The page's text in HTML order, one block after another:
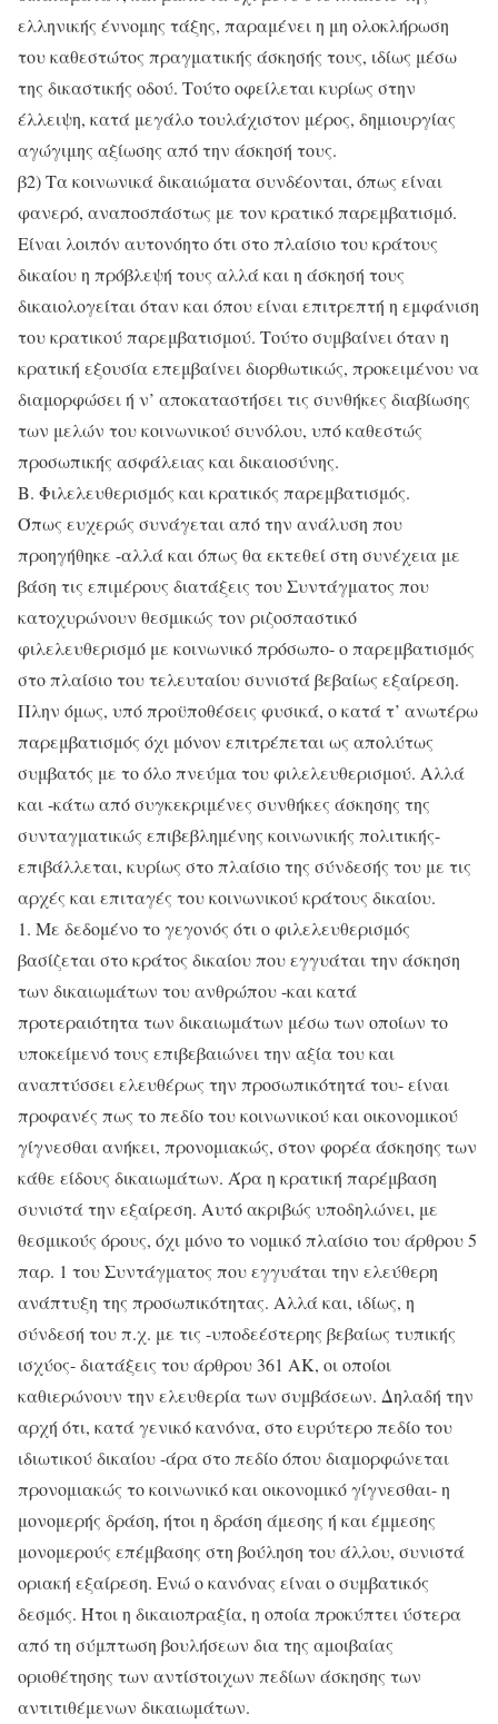
ελληνικής έννομης τάξης, παραμένει η μη ολοκλήρωση
του καθεστώτος πραγματικής άσκησής τους, ιδίως μέσω
της δικαστικής οδού. Τούτο οφείλεται κυρίως στην
έλλειψη, κατά μεγάλο τουλάχιστον μέρος, δημιουργίας
αγώγιμης αξίωσης από την άσκησή τους.
β2) Τα κοινωνικά δικαιώματα συνδέονται, όπως είναι
φανερό, αναποσπάστως με τον κρατικό παρεμβατισμό.
Είναι λοιπόν αυτονόητο ότι στο πλαίσιο του κράτους
δικαίου η πρόβλεψή τους αλλά και η άσκησή τους
δικαιολογείται όταν και όπου είναι επιτρεπτή η εμφάνιση
του κρατικού παρεμβατισμού. Τούτο συμβαίνει όταν η
κρατική εξουσία επεμβαίνει διορθωτικώς, προκειμένου να
διαμορφώσει ή ν’ αποκαταστήσει τις συνθήκες διαβίωσης
των μελών του κοινωνικού συνόλου, υπό καθεστώς
προσωπικής ασφάλειας και δικαιοσύνης.
Β. Φιλελευθερισμός και κρατικός παρεμβατισμός.
Όπως ευχερώς συνάγεται από την ανάλυση που
προηγήθηκε -αλλά και όπως θα εκτεθεί στη συνέχεια με
βάση τις επιμέρους διατάξεις του Συντάγματος που
κατοχυρώνουν θεσμικώς τον ριζοσπαστικό
φιλελευθερισμό με κοινωνικό πρόσωπο- ο παρεμβατισμός
στο πλαίσιο του τελευταίου συνιστά βεβαίως εξαίρεση.
Πλην όμως, υπό προϋποθέσεις φυσικά, ο κατά τ’ ανωτέρω
παρεμβατισμός όχι μόνον επιτρέπεται ως απολύτως
συμβατός με το όλο πνεύμα του φιλελευθερισμού. Αλλά
και -κάτω από συγκεκριμένες συνθήκες άσκησης της
συνταγματικώς επιβεβλημένης κοινωνικής πολιτικής-
επιβάλλεται, κυρίως στο πλαίσιο της σύνδεσής του με τις
αρχές και επιταγές του κοινωνικού κράτους δικαίου.
1. Με δεδομένο το γεγονός ότι ο φιλελευθερισμός
βασίζεται στο κράτος δικαίου που εγγυάται την άσκηση
των δικαιωμάτων του ανθρώπου -και κατά
προτεραιότητα των δικαιωμάτων μέσω των οποίων το
υποκείμενό τους επιβεβαιώνει την αξία του και
αναπτύσσει ελευθέρως την προσωπικότητά του- είναι
προφανές πως το πεδίο του κοινωνικού και οικονομικού
γίγνεσθαι ανήκει, προνομιακώς, στον φορέα άσκησης των
κάθε είδους δικαιωμάτων. Άρα η κρατική παρέμβαση
συνιστά την εξαίρεση. Αυτό ακριβώς υποδηλώνει, με
θεσμικούς όρους, όχι μόνο το νομικό πλαίσιο του άρθρου 5
παρ. 1 του Συντάγματος που εγγυάται την ελεύθερη
ανάπτυξη της προσωπικότητας. Αλλά και, ιδίως, η
σύνδεσή του π.χ. με τις -υποδεέστερης βεβαίως τυπικής
ισχύος- διατάξεις του άρθρου 361 ΑΚ, οι οποίοι
καθιερώνουν την ελευθερία των συμβάσεων. Δηλαδή την
αρχή ότι, κατά γενικό κανόνα, στο ευρύτερο πεδίο του
ιδιωτικού δικαίου -άρα στο πεδίο όπου διαμορφώνεται
προνομιακώς το κοινωνικό και οικονομικό γίγνεσθαι- η
μονομερής δράση, ήτοι η δράση άμεσης ή και έμμεσης
μονομερούς επέμβασης στη βούληση του άλλου, συνιστά
οριακή εξαίρεση. Ενώ ο κανόνας είναι ο συμβατικός
δεσμός. Ήτοι η δικαιοπραξία, η οποία προκύπτει ύστερα
από τη σύμπτωση βουλήσεων δια της αμοιβαίας
οριοθέτησης των αντίστοιχων πεδίων άσκησης των
αντιτιθέμενων δικαιωμάτων.